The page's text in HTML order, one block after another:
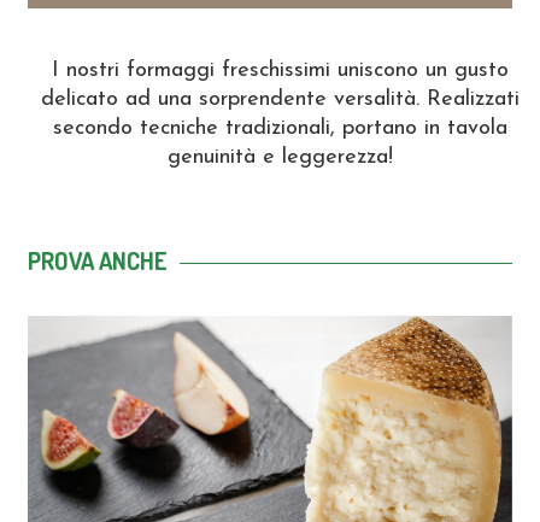
I nostri formaggi freschissimi uniscono un gusto
delicato ad una sorprendente versalità. Realizzati
secondo tecniche tradizionali, portano in tavola
genuinità e leggerezza!
PROVA ANCHE